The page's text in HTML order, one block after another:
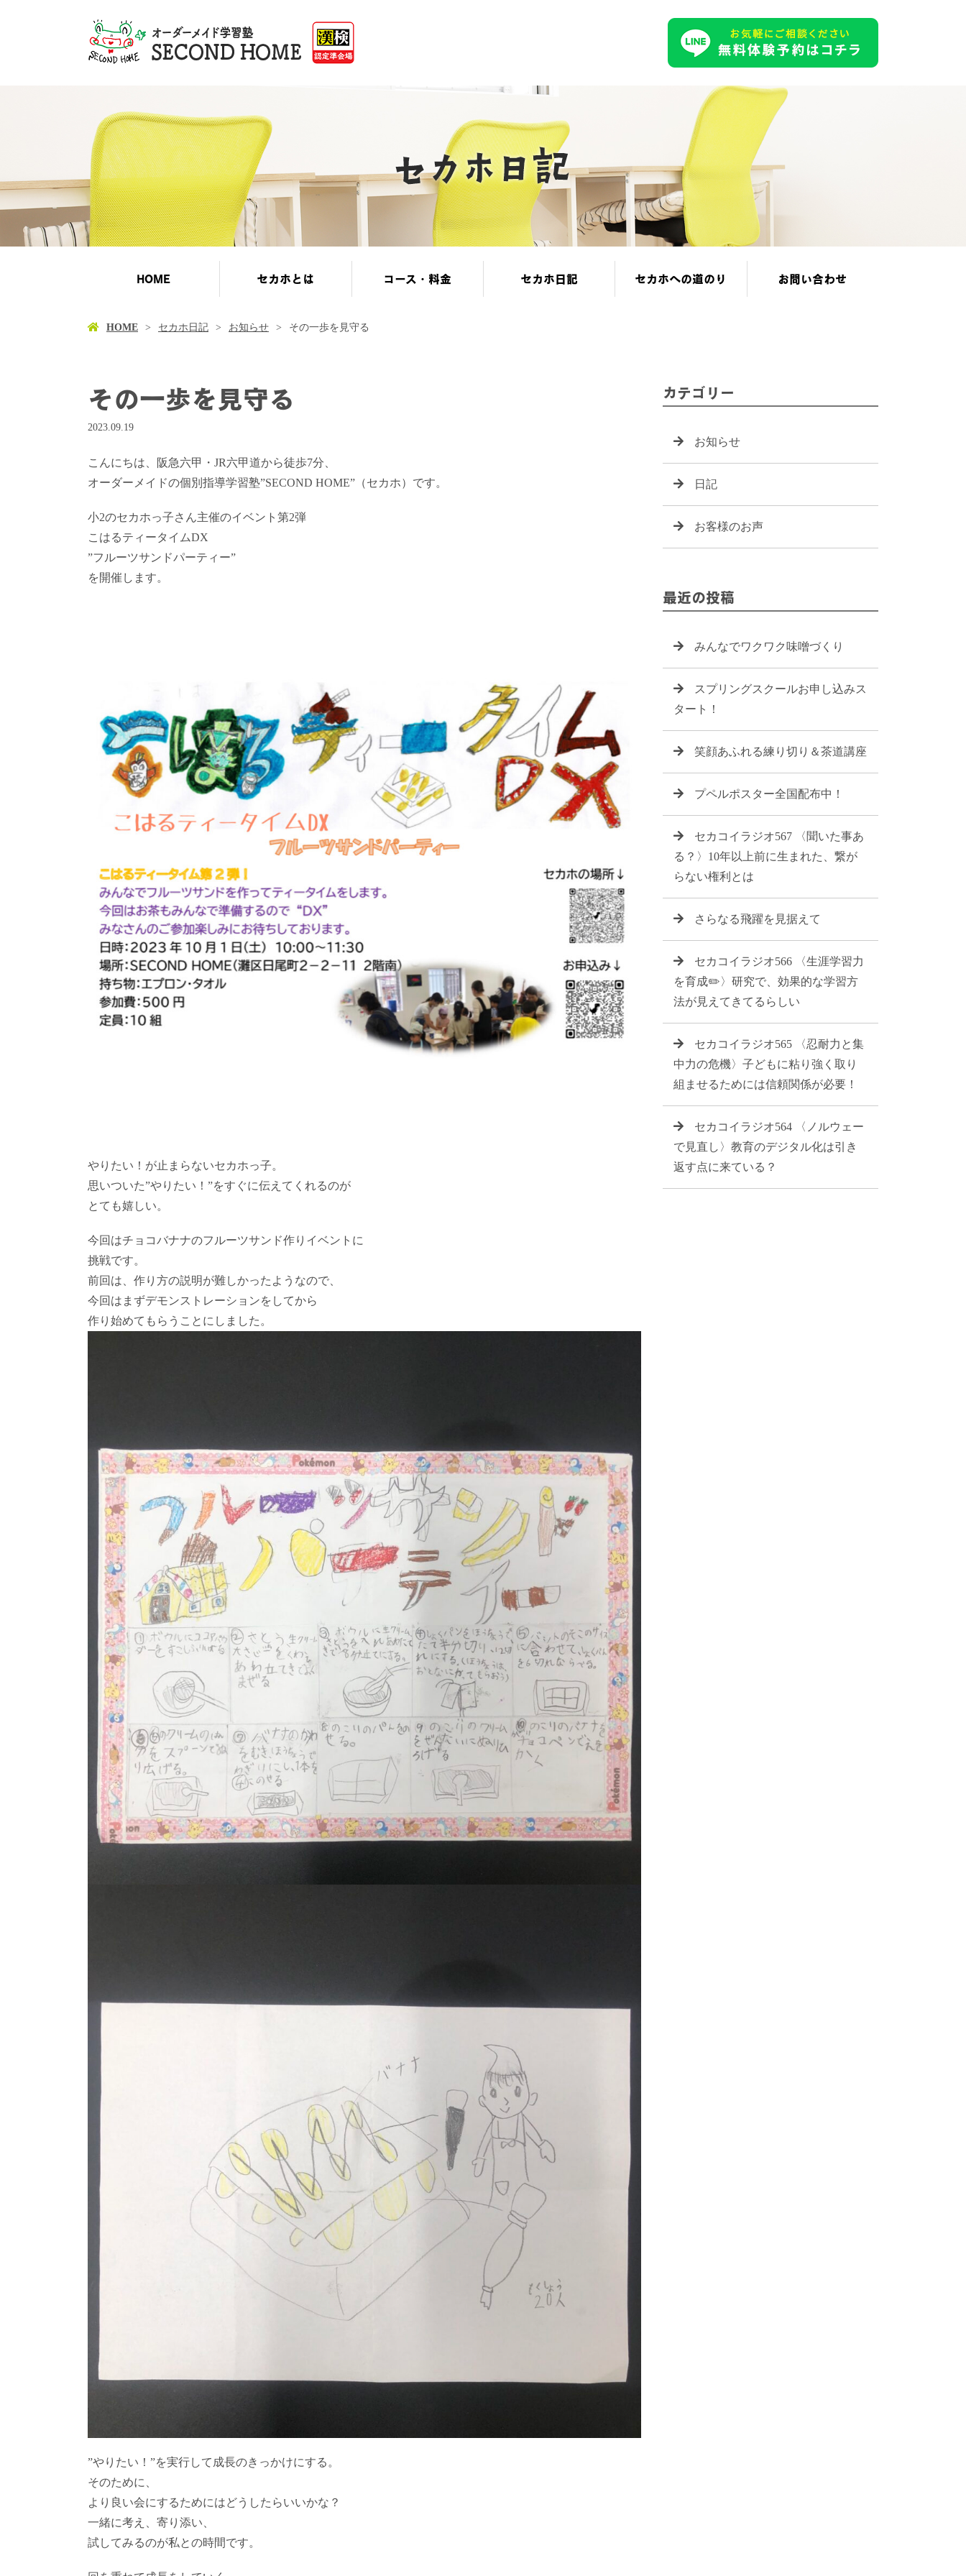
HOME セカホとは コース・料金 セカホ日記 セカホへの道のり お問い合わせ
HOME セカホ日記 お知らせ その一歩を見守る
その一歩を見守る
2023.09.19
こんにちは、阪急六甲・JR六甲道から徒歩7分、
オーダーメイドの個別指導学習塾”SECOND HOME”（セカホ）です。
小2のセカホっ子さん主催のイベント第2弾
こはるティータイムDX
”フルーツサンドパーティー”
を開催します。
やりたい！が止まらないセカホっ子。
思いついた”やりたい！”をすぐに伝えてくれるのが
とても嬉しい。
今回はチョコバナナのフルーツサンド作りイベントに
挑戦です。
前回は、作り方の説明が難しかったようなので、
今回はまずデモンストレーションをしてから
作り始めてもらうことにしました。
”やりたい！”を実行して成長のきっかけにする。
そのために、
より良い会にするためにはどうしたらいいかな？
一緒に考え、寄り添い、
試してみるのが私との時間です。
カテゴリー
お知らせ
日記
お客様のお声
最近の投稿
みんなでワクワク味噌づくり
スプリングスクールお申し込みス
タート！
笑顔あふれる練り切り＆茶道講座
プペルポスター全国配布中！
セカコイラジオ567 〈聞いた事あ
る？〉10年以上前に生まれた、繋が
らない権利とは
さらなる飛躍を見据えて
セカコイラジオ566 〈生涯学習力
を育成✏️〉研究で、効果的な学習方
法が見えてきてるらしい
セカコイラジオ565 〈忍耐力と集
中力の危機〉子どもに粘り強く取り
組ませるためには信頼関係が必要！
セカコイラジオ564 〈ノルウェー
で見直し〉教育のデジタル化は引き
返す点に来ている？